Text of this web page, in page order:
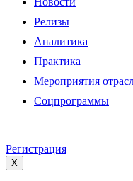
Релизы
Аналитика
Практика
Мероприятия
Соцпрограммы
Регистрация
X